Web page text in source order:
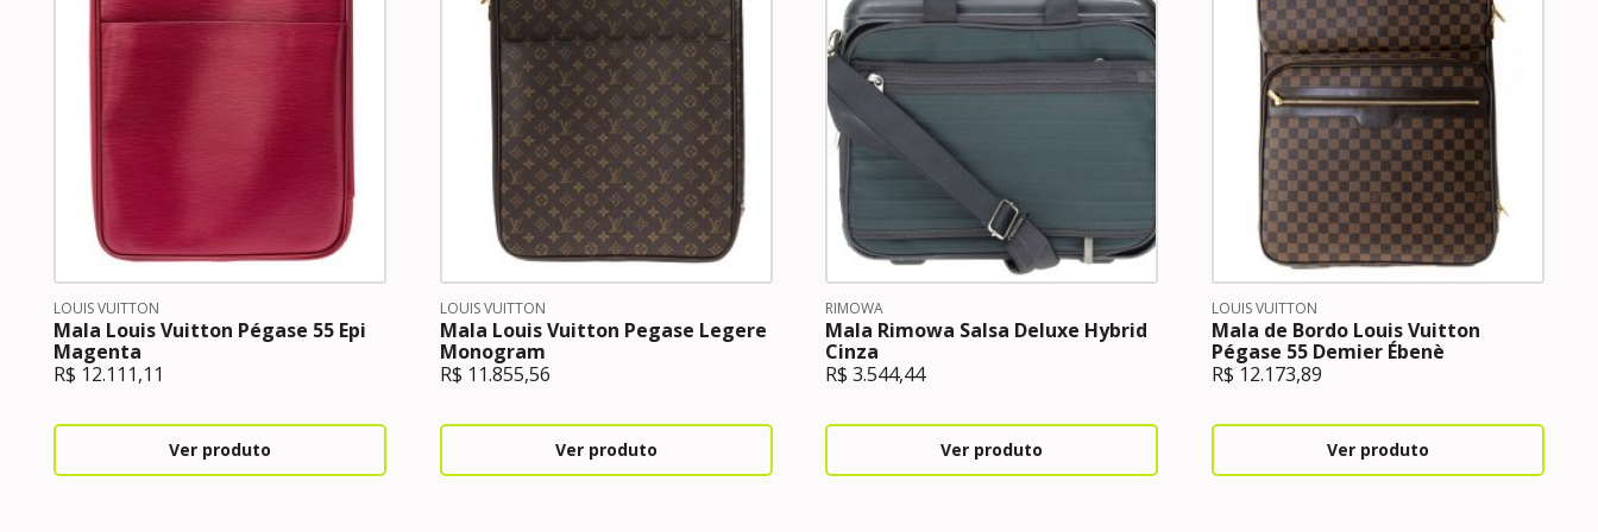
LOUIS VUITTON
Mala Louis Vuitton Pégase 55 Epi
Magenta
R$ 12.111,11
Ver produto
LOUIS VUITTON
Mala Louis Vuitton Pegase Legere
Monogram
R$ 11.855,56
Ver produto
RIMOWA
Mala Rimowa Salsa Deluxe Hybrid
Cinza
R$ 3.544,44
Ver produto
LOUIS VUITTON
Mala de Bordo Louis Vuitton
Pégase 55 Demier Ébenè
R$ 12.173,89
Ver produto